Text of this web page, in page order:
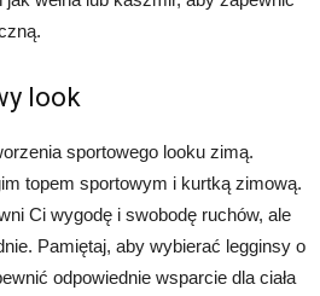
look
sportowego looku zimą.
topem sportowym i kurtką zimową.
Ci wygodę i swobodę ruchów, ale
Pamiętaj, aby wybierać legginsy o
odpowiednie wsparcie dla ciała